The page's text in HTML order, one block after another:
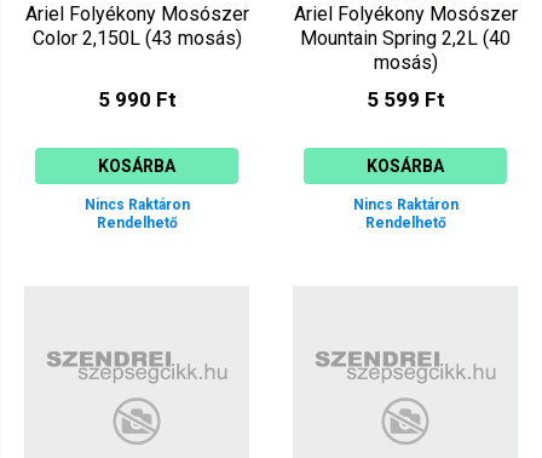
Ariel Folyékony Mosószer
Color 2,150L (43 mosás)
5 990 Ft
KOSÁRBA
Nincs Raktáron
Rendelhető
Ariel Folyékony Mosószer
Mountain Spring 2,2L (40
mosás)
5 599 Ft
KOSÁRBA
Nincs Raktáron
Rendelhető